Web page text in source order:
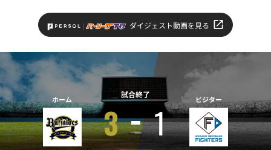
ダイジェスト動画を見る
ホーム 試合終了
3 1
ビジター